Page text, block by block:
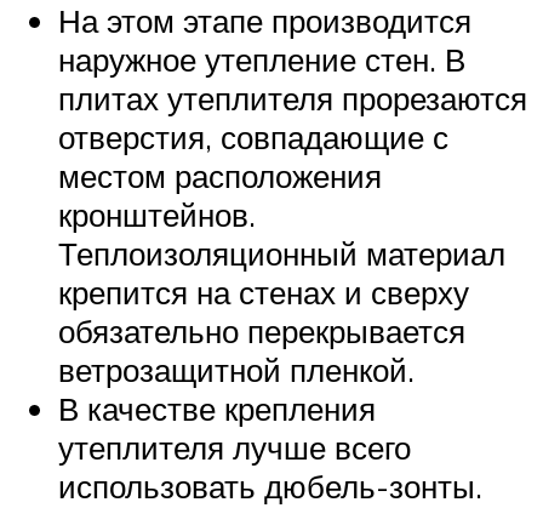
На этом этапе производится
наружное утепление стен. В
плитах утеплителя прорезаются
отверстия, совпадающие с
местом расположения
кронштейнов.
Теплоизоляционный материал
крепится на стенах и сверху
обязательно перекрывается
ветрозащитной пленкой.
В качестве крепления
утеплителя лучше всего
использовать дюбель-зонты.